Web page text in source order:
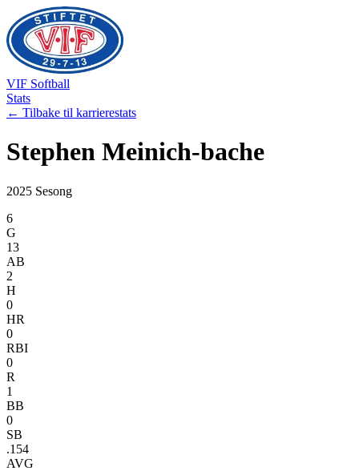
VIF Softball
Stats
← Tilbake til karrierestats
Stephen Meinich-bache
2025 Sesong
6
G
13
AB
2
H
0
HR
0
RBI
0
R
1
BB
0
SB
.154
AVG